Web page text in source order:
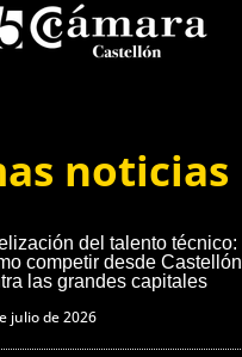
noticias
del talento técnico:
competir desde Castellón
las grandes capitales
julio de 2026